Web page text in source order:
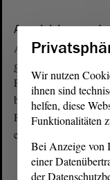
Ausgleichsmandate
gekommenen
Parteien, die keine
benachteiligt werden.
Parlaments zu
entspricht.
Wir nutzen
ihnen sind
helfen, diese
Funktionalitäten
Bei Anzeige von
einer
der